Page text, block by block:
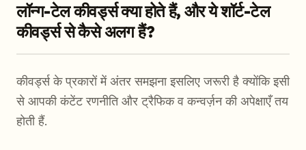
लॉन्ग-टेल कीवर्ड्स क्या होते हैं, और ये शॉर्ट-टेल
कीवर्ड्स से कैसे अलग हैं?
कीवर्ड्स के प्रकारों में अंतर समझना इसलिए जरूरी है क्योंकि इसी
से आपकी कंटेंट रणनीति और ट्रैफिक व कन्वर्ज़न की अपेक्षाएँ तय
होती हैं.